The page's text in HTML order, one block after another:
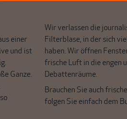
einer
und ist
Ganze.
Wir verlassen die
Filterblase, in der sich
haben. Wir öffnen
frische Luft in die engen
Debattenräume.
Brauchen Sie auch
folgen Sie einfach dem